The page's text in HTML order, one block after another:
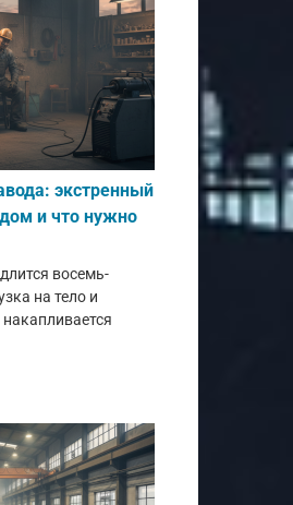
экстренный
и что нужно
восемь-
на тело и